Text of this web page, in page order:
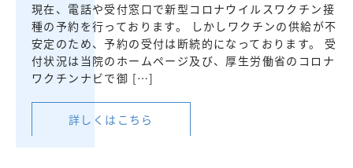
現在、電話や受付窓口で新型コロナウイルスワクチン接
種の予約を行っております。 しかしワクチンの供給が不
安定のため、予約の受付は断続的になっております。 受
付状況は当院のホームページ及び、厚生労働省のコロナ
ワクチンナビで御 […]
詳しくはこちら